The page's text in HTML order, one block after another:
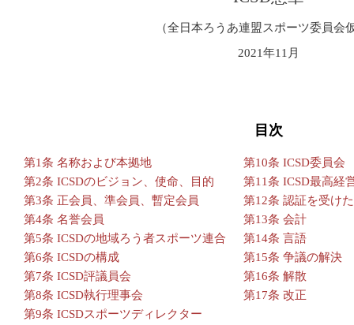
（全日本ろうあ連盟スポーツ委員会
2021年11月
目次
第1条 名称および本拠地
第2条 ICSDのビジョン、使命、目的
第3条 正会員、準会員、暫定会員
第4条 名誉会員
第5条 ICSDの地域ろう者スポーツ連合
第6条 ICSDの構成
第7条 ICSD評議員会
第8条 ICSD執行理事会
第9条 ICSDスポーツディレクター
第10条 ICSD委員会
第11条 ICSD最高経
第12条 認証を受け
第13条 会計
第14条 言語
第15条 争議の解決
第16条 解散
第17条 改正